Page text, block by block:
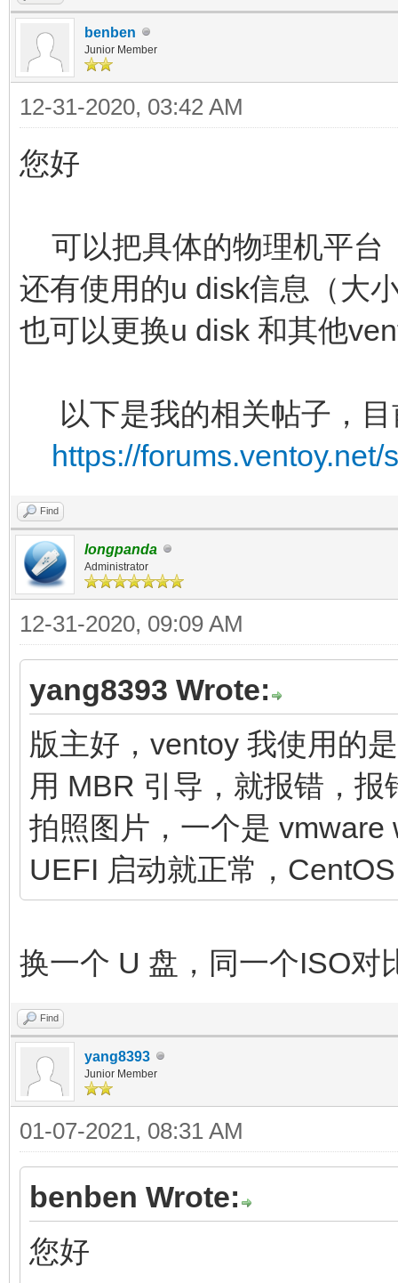
benben
Junior Member
12-31-2020, 03:42 AM
您好
可以把具体的物理机平台
还有使用的u disk信息（大
也可以更换u disk 和其他
以下是我的相关帖子，目
https://
Find
longpanda
Administrator
12-31-2020, 09:09 AM
yang8393 Wrote:
版主好，ventoy 我使用的
用 MBR 引导，就报错，
拍照图片，一个是
UEFI 启动就正常，
换一个 U 盘，同一个ISO对
Find
yang8393
Junior Member
01-07-2021, 08:31 AM
benben Wrote:
您好